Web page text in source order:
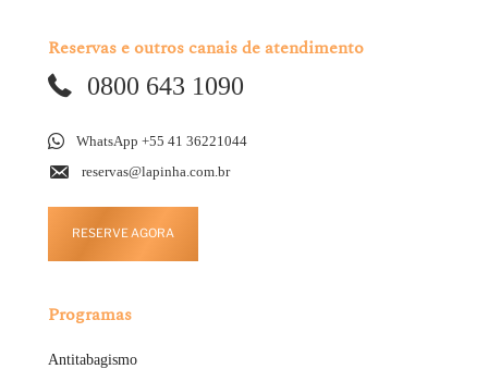
Reservas e outros canais de atendimento
0800 643 1090
WhatsApp +55 41 36221044
reservas@lapinha.com.br
RESERVE AGORA
Programas
Antitabagismo